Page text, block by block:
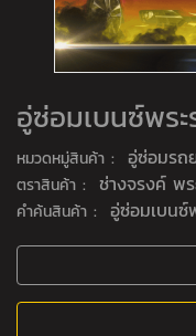
อู่ซ่อมเบนซ์พร
หมวดหมู่สินค้า : อู่ซ่อมรถ
ตราสินค้า : ช่างจรงค์ พ
คำค้นสินค้า : อู่ซ่อมเบนซ์